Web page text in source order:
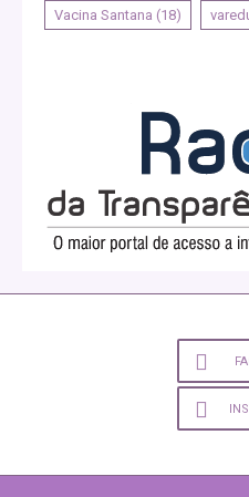
Vacina Santana (18)